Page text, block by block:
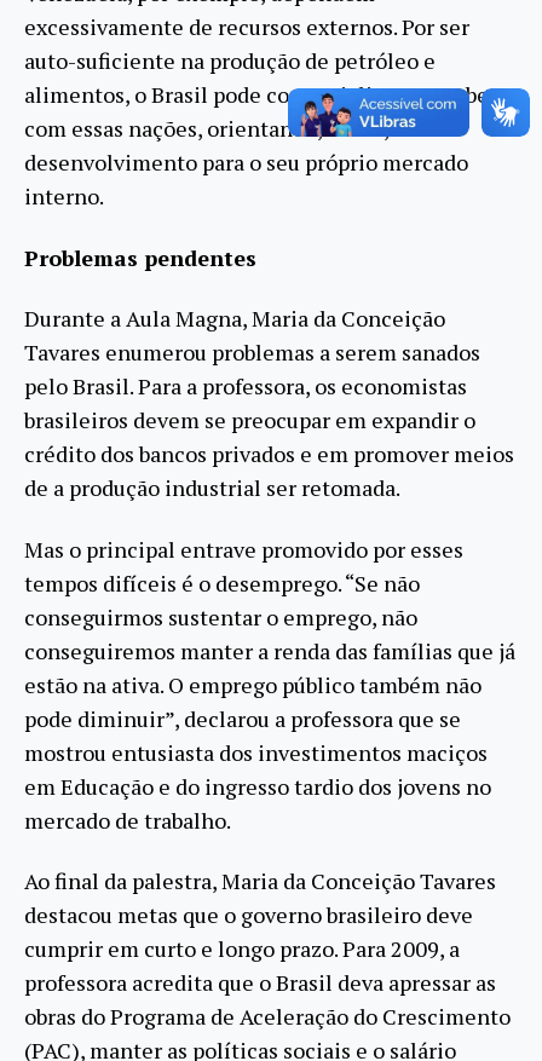
excessivamente de recursos externos. Por ser
auto-suficiente na produção de petróleo e
alimentos, o Brasil pode comercializar esses bens
com essas nações, orientando, assim, o
desenvolvimento para o seu próprio mercado
interno.
Problemas pendentes
Durante a Aula Magna, Maria da Conceição
Tavares enumerou problemas a serem sanados
pelo Brasil. Para a professora, os economistas
brasileiros devem se preocupar em expandir o
crédito dos bancos privados e em promover meios
de a produção industrial ser retomada.
Mas o principal entrave promovido por esses
tempos difíceis é o desemprego. “Se não
conseguirmos sustentar o emprego, não
conseguiremos manter a renda das famílias que já
estão na ativa. O emprego público também não
pode diminuir”, declarou a professora que se
mostrou entusiasta dos investimentos maciços
em Educação e do ingresso tardio dos jovens no
mercado de trabalho.
Ao final da palestra, Maria da Conceição Tavares
destacou metas que o governo brasileiro deve
cumprir em curto e longo prazo. Para 2009, a
professora acredita que o Brasil deva apressar as
obras do Programa de Aceleração do Crescimento
(PAC), manter as políticas sociais e o salário